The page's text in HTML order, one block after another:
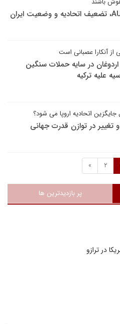
از آنکارا عصبانی است
اردوغان در سایه حملات سنگین
علیه ترکیه
جایگزین اتحادیه اروپا می شود؟
در توازن قدرت جهانی
2
»
پر بازدیدترین ها
در ترازو